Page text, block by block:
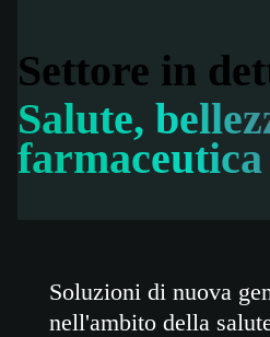
Settore in
Salute,
farmaceutica
Soluzioni di nuova
nell'ambito della